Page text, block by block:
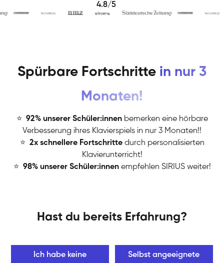
4.8/5
Spürbare Fortschritte in nur 3
Monaten!
⭐ 92% unserer Schüler:innen bemerken eine hörbare
Verbesserung ihres Klavierspiels in nur 3 Monaten!!
⭐ 2x schnellere Fortschritte durch personalisierten
Klavierunterricht!
⭐ 98% unserer Schüler:innen empfehlen SIRIUS weiter!
Hast du bereits Erfahrung?
Ich habe keine
Selbst angeeignete